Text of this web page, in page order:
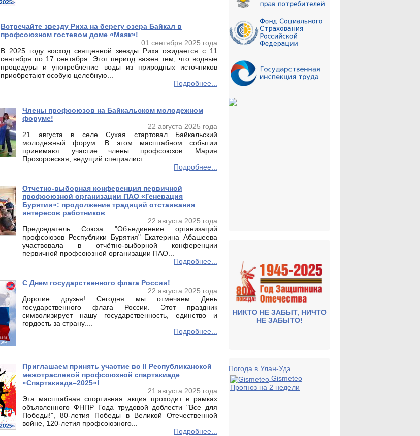
Встречайте звезду Риха на берегу озера Байкал в
профсоюзном гостевом доме «Маяк»!
01 сентября 2025 года
В 2025 году восход священной звезды Риха ожидается с 11
сентября по 17 сентября. Этот период важен тем, что водные
процедуры и употребление воды из природных источников
приобретают особую целебную...
Подробнее...
Члены профсоюзов на Байкальском молодежном
форуме!
22 августа 2025 года
21 августа в селе Сухая стартовал Байкальский
молодежный форум. В этом масштабном событии
принимают участие члены профсоюзов: Мария
Прозоровская, ведущий специалист...
Подробнее...
Отчетно-выборная конференция первичной
профсоюзной организации ПАО «Генерация
Бурятии»: продолжение традиций отстаивания
интересов работников
22 августа 2025 года
Председатель Союза "Объединение организаций
профсоюзов Республики Бурятия" Екатерина Абашеева
участвовала в отчётно-выборной конференции
первичной профсоюзной организации ПАО...
Подробнее...
С Днем государственного флага России!
22 августа 2025 года
Дорогие друзья! Сегодня мы отмечаем День
государственного флага России. Этот праздник
символизирует нашу государственность, единство и
гордость за страну....
Подробнее...
Приглашаем принять участие во II Республиканской
межотраслевой профсоюзной спартакиаде
«Спартакиада–2025»!
21 августа 2025 года
Эта масштабная спортивная акция проходит в рамках
объявленного ФНПР Года трудовой доблести "Все для
Победы!", 80-летия Победы в Великой Отечественной
войне, 120-летия профсоюзного...
Подробнее...
НИКТО НЕ ЗАБЫТ, НИЧТО
НЕ ЗАБЫТО!
Погода в Улан-Удэ
Gismeteo
Прогноз на 2 недели